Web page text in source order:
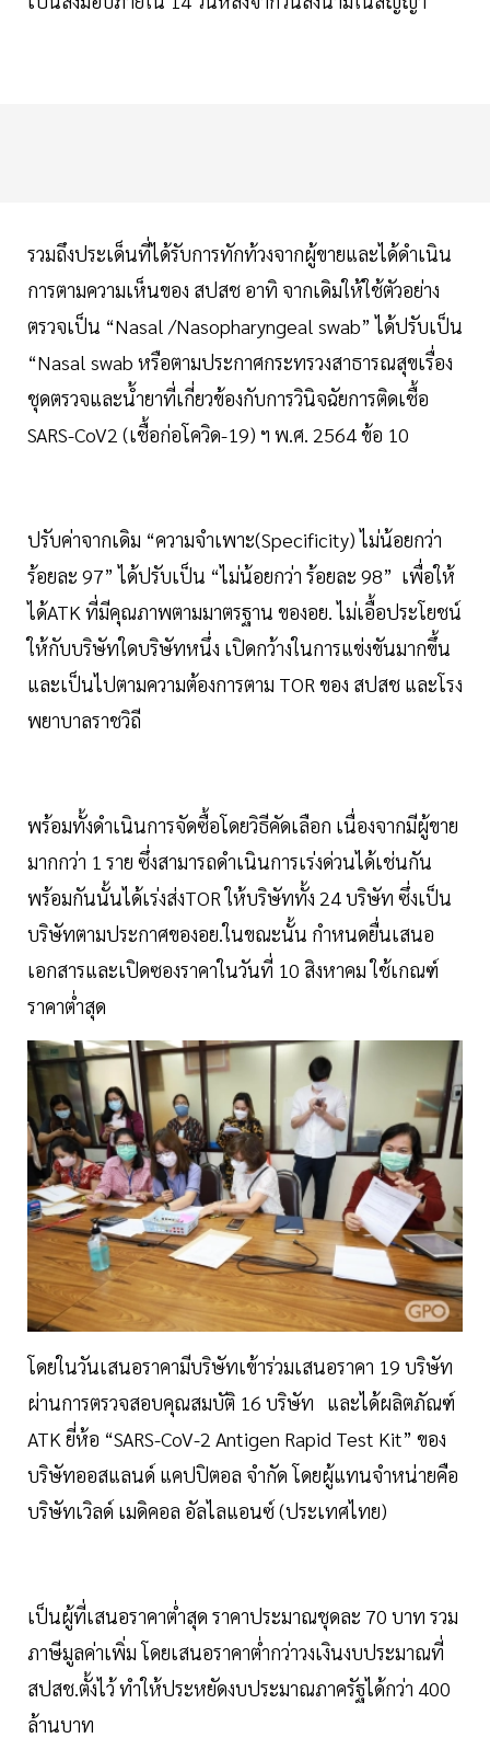
รวมถึงประเด็นที่ได้รับการทักท้วงจากผู้ขายและได้ดำเนิน
การตามความเห็นของ สปสช อาทิ จากเดิมให้ใช้ตัวอย่าง
ตรวจเป็น “Nasal /Nasopharyngeal swab” ได้ปรับเป็น
“Nasal swab หรือตามประกาศกระทรวงสาธารณสุขเรื่อง
ชุดตรวจและน้ำยาที่เกี่ยวข้องกับการวินิจฉัยการติดเชื้อ
SARS-CoV2 (เชื้อก่อโควิด-19) ฯ พ.ศ. 2564 ข้อ 10
ปรับค่าจากเดิม “ความจำเพาะ(Specificity) ไม่น้อยกว่า
ร้อยละ 97” ได้ปรับเป็น “ไม่น้อยกว่า ร้อยละ 98” เพื่อให้
ได้ATK ที่มีคุณภาพตามมาตรฐาน ของอย. ไม่เอื้อประโยชน์
ให้กับบริษัทใดบริษัทหนึ่ง เปิดกว้างในการแข่งขันมากขึ้น
และเป็นไปตามความต้องการตาม TOR ของ สปสช และโรง
พยาบาลราชวิถี
พร้อมทั้งดำเนินการจัดซื้อโดยวิธีคัดเลือก เนื่องจากมีผู้ขาย
มากกว่า 1 ราย ซึ่งสามารถดำเนินการเร่งด่วนได้เช่นกัน
พร้อมกันนั้นได้เร่งส่งTOR ให้บริษัททั้ง 24 บริษัท ซึ่งเป็น
บริษัทตามประกาศของอย.ในขณะนั้น กำหนดยื่นเสนอ
เอกสารและเปิดซองราคาในวันที่ 10 สิงหาคม ใช้เกณฑ์
ราคาต่ำสุด
โดยในวันเสนอราคามีบริษัทเข้าร่วมเสนอราคา 19 บริษัท
ผ่านการตรวจสอบคุณสมบัติ 16 บริษัท และได้ผลิตภัณฑ์
ATK ยี่ห้อ “SARS-CoV-2 Antigen Rapid Test Kit” ของ
บริษัทออสแลนด์ แคปปิตอล จำกัด โดยผู้แทนจำหน่ายคือ
บริษัทเวิลด์ เมดิคอล อัลไลแอนซ์ (ประเทศไทย)
เป็นผู้ที่เสนอราคาต่ำสุด ราคาประมาณชุดละ 70 บาท รวม
ภาษีมูลค่าเพิ่ม โดยเสนอราคาต่ำกว่าวงเงินงบประมาณที่
สปสช.ตั้งไว้ ทำให้ประหยัดงบประมาณภาครัฐได้กว่า 400
ล้านบาท